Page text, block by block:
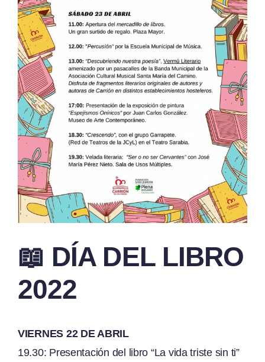
📖 DÍA DEL LIBRO
2022
VIERNES 22 DE ABRIL
19.30: Presentación del libro “La vida triste sin ti”